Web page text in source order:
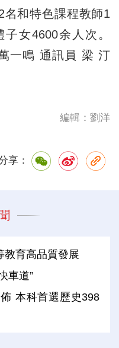
和特色課程教師1
女4600余人次。
一鳴 通訊員 梁 汀
編輯：劉洋
享：
教育高品質發展
車道”
本科首選歷史398